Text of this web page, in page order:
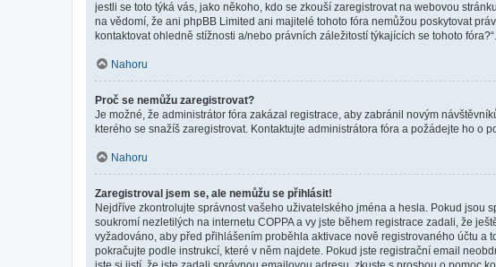
jestli se toto týká vás, jako někoho, kdo se zkouší zaregistrovat na webovou
na vědomí, že ani phpBB Limited ani majitelé tohoto fóra nemůžou poskytovat
kontaktovat ohledně stížnosti a/nebo právních záležitostí týkajících se tohoto fóra?“.
Nahoru
Proč se nemůžu zaregistrovat?
Je možné, že administrátor fóra zakázal registrace, aby zabránil novým
kterého se snažíš zaregistrovat. Kontaktujte administrátora fóra a požádejte ho o
Nahoru
Zaregistroval jsem se, ale nemůžu se přihlásit!
Nejdříve zkontrolujte správnost vašeho uživatelského jména a hesla. Pokud
soukromí nezletilých na internetu COPPA a vy jste během registrace zadali, že
vyžadováno, aby před přihlášením proběhla aktivace nově registrovaného účtu
pokračujte podle instrukcí, které v něm najdete. Pokud jste registrační email